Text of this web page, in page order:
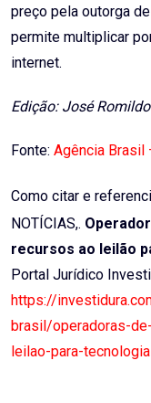
preço pela outorga
permite multiplicar
internet.
Edição: José Romildo
Fonte: Agência Brasil
Como citar e
NOTÍCIAS,.
recursos ao leilão
Portal Jurídico
https://
brasil/operadoras-
leilao-para-